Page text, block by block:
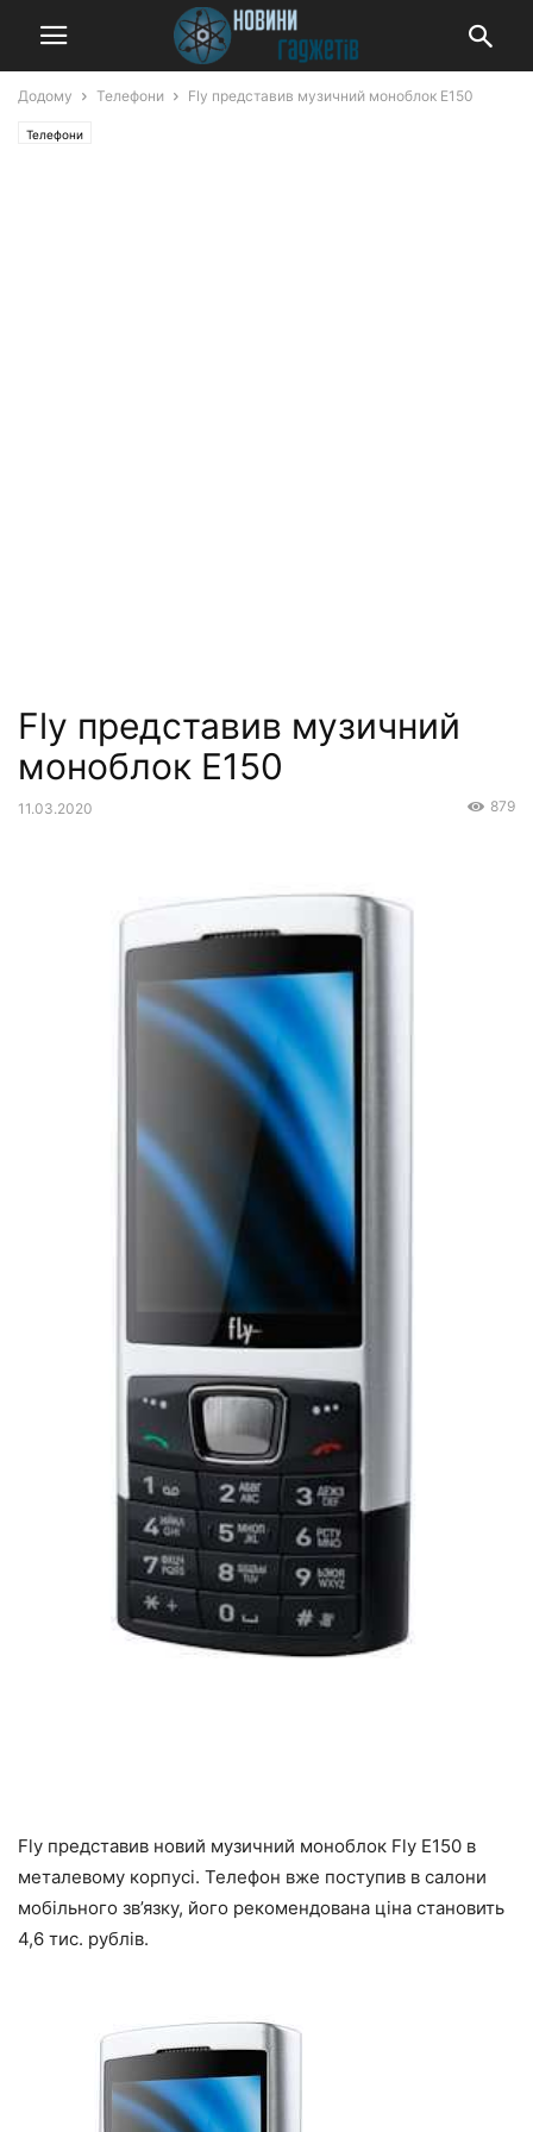
Додому Телефони Fly представив музичний моноблок E150
Телефони
Fly представив музичний
моноблок E150
11.03.2020 879
Fly представив новий музичний моноблок Fly E150 в
металевому корпусі. Телефон вже поступив в салони
мобільного зв’язку, його рекомендована ціна становить
4,6 тис. рублів.